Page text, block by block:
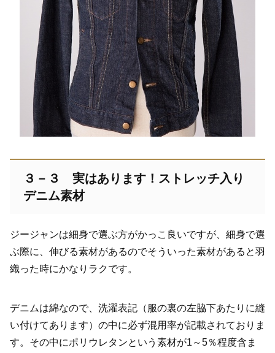
３－３ 実はあります！ストレッチ入り
デニム素材
ジージャンは細身で選ぶ方がかっこ良いですが、細身で選
ぶ際に、伸びる素材があるのでそういった素材があると羽
織った時にかなりラクです。
デニムは綿なので、洗濯表記（服の裏の左脇下あたりに縫
い付けてあります）の中に必ず混用率が記載されておりま
す。その中にポリウレタンという素材が1～5％程度含ま